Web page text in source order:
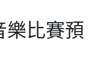
樂比賽預